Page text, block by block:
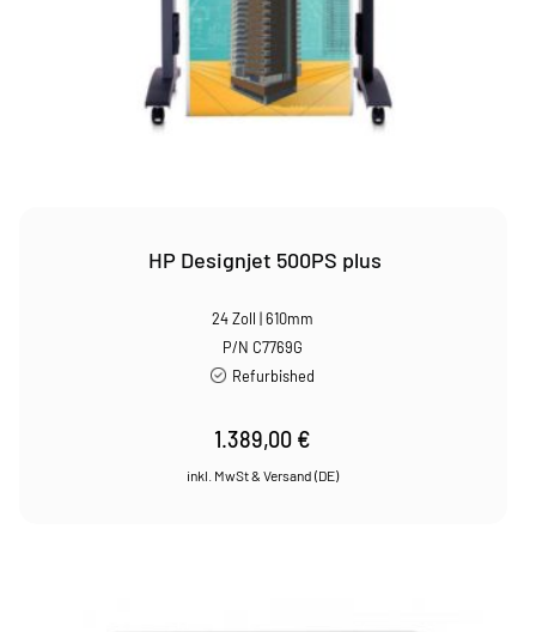
HP Designjet 500PS plus
24 Zoll | 610mm
P/N C7769G
Refurbished
1.389,00 €